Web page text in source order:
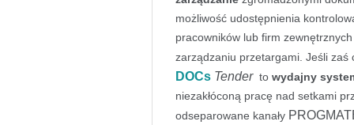
możliwość udostępnienia
pracowników lub firm
zarządzaniu przetargami. Jeśli
DOCs Tender to wydajny
niezakłóconą pracę nad setkami
odseparowane kanały